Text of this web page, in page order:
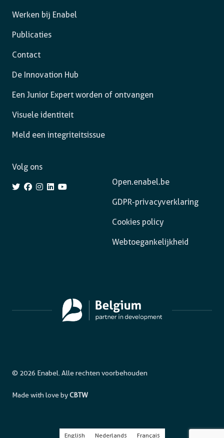
Werken bij Enabel
Publicaties
Contact
De Innovation Hub
Een Junior Expert worden of ontvangen
Visuele identiteit
Meld een integriteitsissue
Open.enabel.be
GDPR-privacyverklaring
Cookies policy
Webtoegankelijkheid
Volg ons
© 2026 Enabel. Alle rechten voorbehouden
Made with love byCBTW
English Nederlands Français